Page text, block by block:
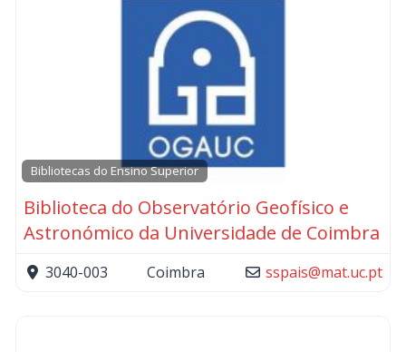
Bibliotecas do Ensino Superior
Biblioteca do Observatório Geofísico e
Astronómico da Universidade de Coimbra
3040-003 Coimbra sspais@mat.uc.pt